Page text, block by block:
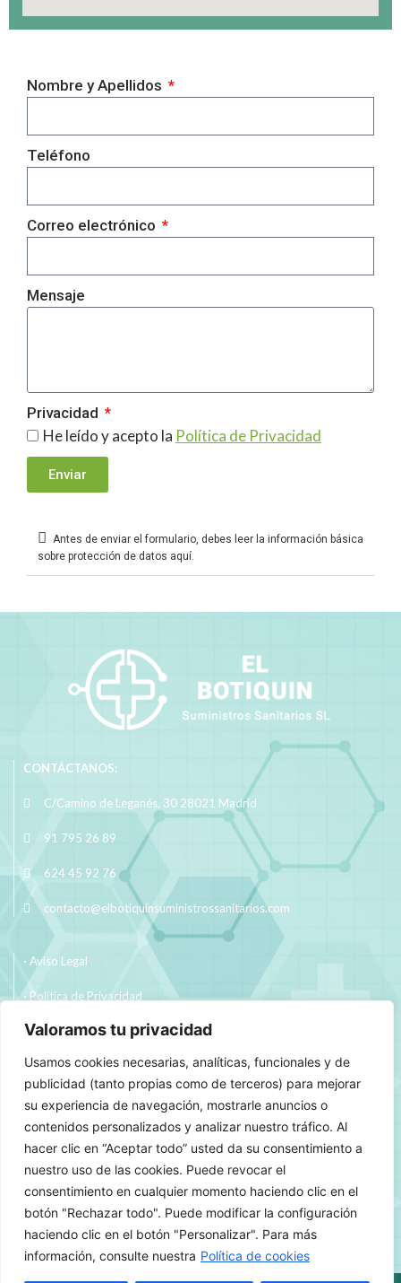
Valoramos tu privacidad
Usamos cookies necesarias, analíticas, funcionales y de
publicidad (tanto propias como de terceros) para mejorar
su experiencia de navegación, mostrarle anuncios o
contenidos personalizados y analizar nuestro tráfico. Al
hacer clic en “Aceptar todo” usted da su consentimiento a
nuestro uso de las cookies. Puede revocar el
consentimiento en cualquier momento haciendo clic en el
botón "Rechazar todo". Puede modificar la configuración
haciendo clic en el botón "Personalizar". Para más
información, consulte nuestra Política de cookies
Nombre y Apellidos
Teléfono
Correo electrónico
Mensaje
Privacidad
He leído y acepto la Política de Privacidad
Enviar
Antes de enviar el formulario, debes leer la información básica
sobre protección de datos aquí.
CONTÁCTANOS:
C/Camino de Leganés, 30 28021 Madrid
91 795 26 89
624 45 92 76
contacto@elbotiquinsuministrossanitarios.com
· Aviso Legal
· Política de Privacidad
· Política de Cookies
· Política de Envíos y Devoluciones